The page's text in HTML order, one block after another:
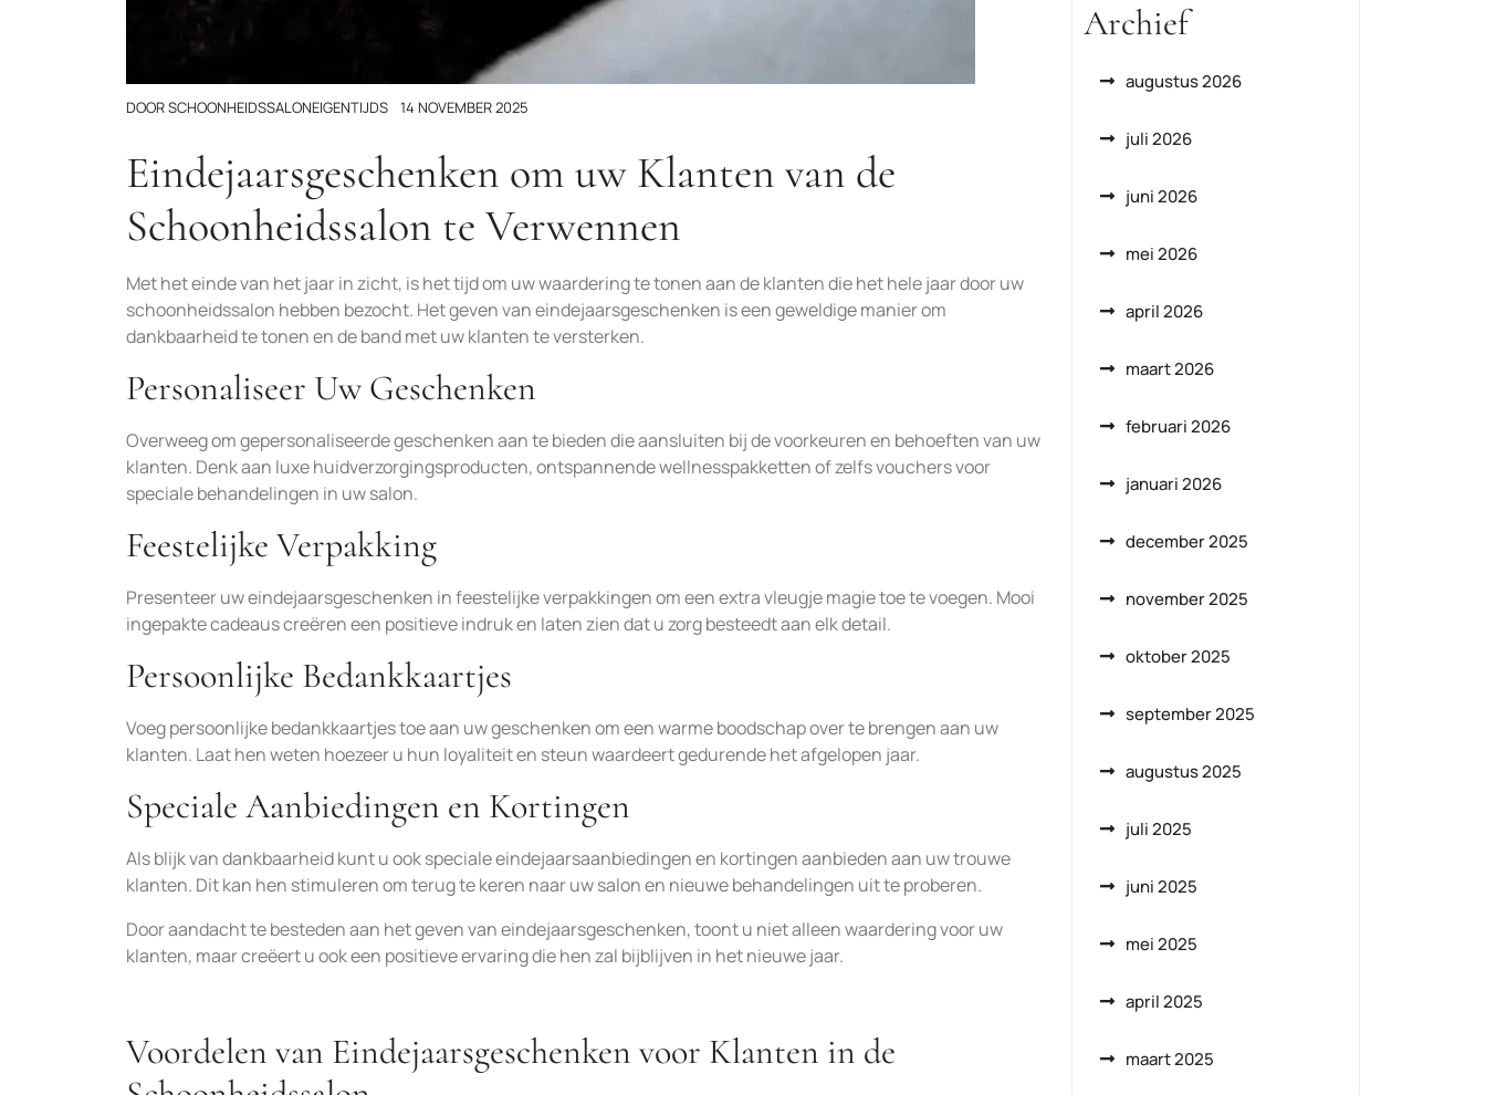
DOORSCHOONHEIDSSALONEIGENTIJDS 14 NOVEMBER 2025
Eindejaarsgeschenken om uw Klanten van de
Schoonheidssalon te Verwennen
Met het einde van het jaar in zicht, is het tijd om uw waardering te tonen aan de klanten die het hele jaar door uw
schoonheidssalon hebben bezocht. Het geven van eindejaarsgeschenken is een geweldige manier om
dankbaarheid te tonen en de band met uw klanten te versterken.
Personaliseer Uw Geschenken
Overweeg om gepersonaliseerde geschenken aan te bieden die aansluiten bij de voorkeuren en behoeften van uw
klanten. Denk aan luxe huidverzorgingsproducten, ontspannende wellnesspakketten of zelfs vouchers voor
speciale behandelingen in uw salon.
Feestelijke Verpakking
Presenteer uw eindejaarsgeschenken in feestelijke verpakkingen om een extra vleugje magie toe te voegen. Mooi
ingepakte cadeaus creëren een positieve indruk en laten zien dat u zorg besteedt aan elk detail.
Persoonlijke Bedankkaartjes
Voeg persoonlijke bedankkaartjes toe aan uw geschenken om een warme boodschap over te brengen aan uw
klanten. Laat hen weten hoezeer u hun loyaliteit en steun waardeert gedurende het afgelopen jaar.
Speciale Aanbiedingen en Kortingen
Als blijk van dankbaarheid kunt u ook speciale eindejaarsaanbiedingen en kortingen aanbieden aan uw trouwe
klanten. Dit kan hen stimuleren om terug te keren naar uw salon en nieuwe behandelingen uit te proberen.
Door aandacht te besteden aan het geven van eindejaarsgeschenken, toont u niet alleen waardering voor uw
klanten, maar creëert u ook een positieve ervaring die hen zal bijblijven in het nieuwe jaar.
Voordelen van Eindejaarsgeschenken voor Klanten in de
Archief
augustus 2026
juli 2026
juni 2026
mei 2026
april 2026
maart 2026
februari 2026
januari 2026
december 2025
november 2025
oktober 2025
september 2025
augustus 2025
juli 2025
juni 2025
mei 2025
april 2025
maart 2025